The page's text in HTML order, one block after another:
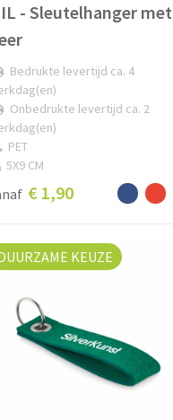
- Sleutelhanger met
Bedrukte levertijd ca. 4
Onbedrukte levertijd ca. 2
PET
5X9 CM
€ 1,90
KEUZE